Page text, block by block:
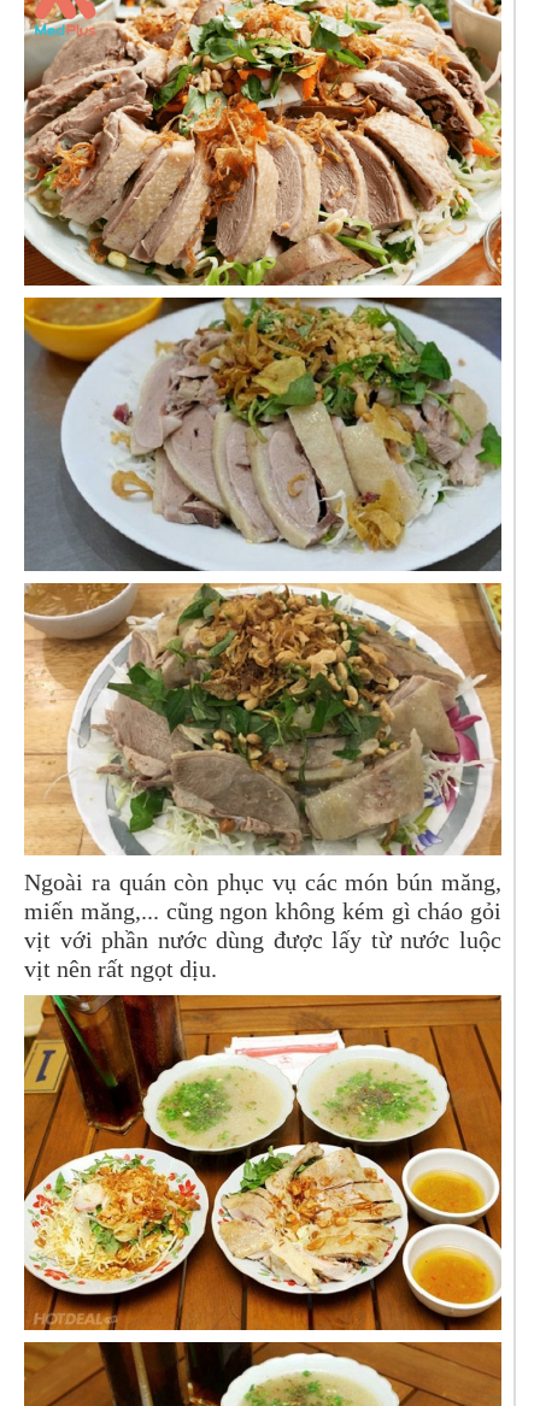
Ngoài ra quán còn phục vụ các món bún măng,
miến măng,... cũng ngon không kém gì cháo gỏi
vịt với phần nước dùng được lấy từ nước luộc
vịt nên rất ngọt dịu.